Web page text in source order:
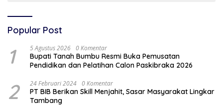
Popular Post
1 5 Agustus 2026 0 Komentar
Bupati Tanah Bumbu Resmi Buka Pemusatan
Pendidikan dan Pelatihan Calon Paskibraka 2026
2 24 Februari 2024 0 Komentar
PT BIB Berikan Skill Menjahit, Sasar Masyarakat Lingkar
Tambang